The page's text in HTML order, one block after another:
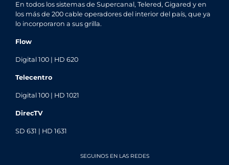
En todos los sistemas de Supercanal, Telered, Gigared y en
los más de 200 cable operadores del interior del país, que ya
lo incorporaron a sus grilla.
Flow
Digital 100 | HD 620
Telecentro
Digital 100 | HD 1021
DirecTV
SD 631 | HD 1631
SEGUINOS EN LAS REDES